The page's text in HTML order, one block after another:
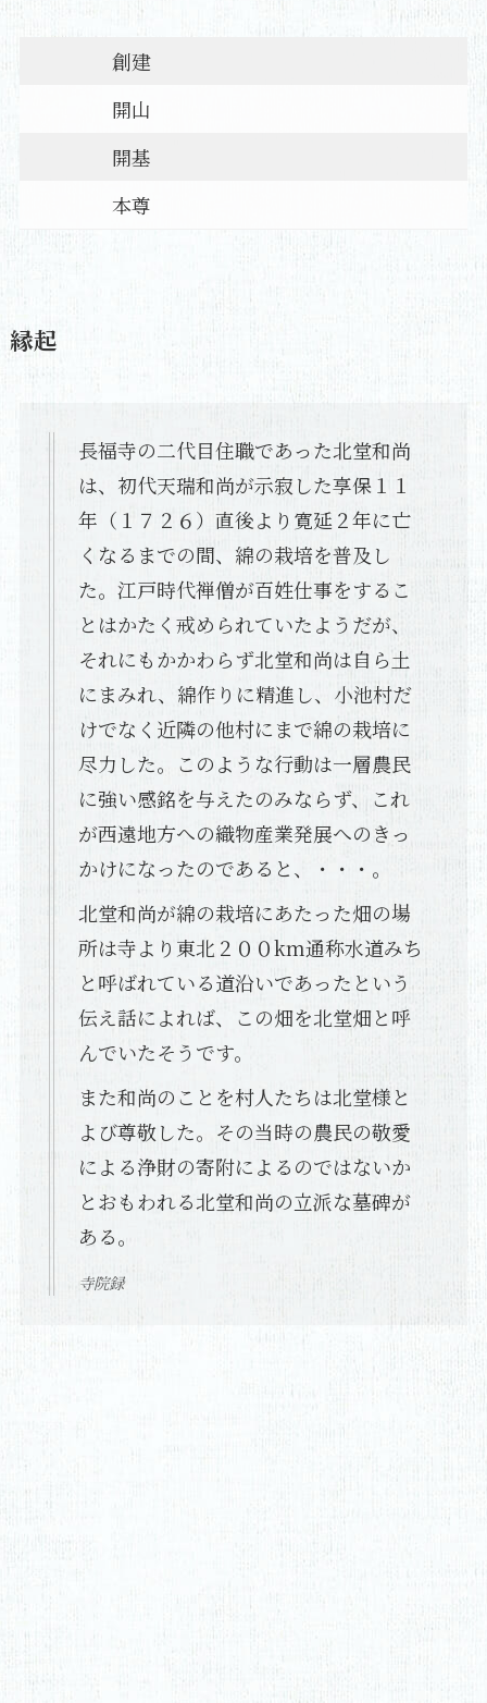
創建
開山
開基
本尊
縁起
長福寺の二代目住職であった北堂和尚
は、初代天瑞和尚が示寂した享保１１
年（１７２６）直後より寛延２年に亡
くなるまでの間、綿の栽培を普及し
た。江戸時代禅僧が百姓仕事をするこ
とはかたく戒められていたようだが、
それにもかかわらず北堂和尚は自ら土
にまみれ、綿作りに精進し、小池村だ
けでなく近隣の他村にまで綿の栽培に
尽力した。このような行動は一層農民
に強い感銘を与えたのみならず、これ
が西遠地方への織物産業発展へのきっ
かけになったのであると、・・・。
北堂和尚が綿の栽培にあたった畑の場
所は寺より東北２００km通称水道みち
と呼ばれている道沿いであったという
伝え話によれば、この畑を北堂畑と呼
んでいたそうです。
また和尚のことを村人たちは北堂様と
よび尊敬した。その当時の農民の敬愛
による浄財の寄附によるのではないか
とおもわれる北堂和尚の立派な墓碑が
ある。
寺院録